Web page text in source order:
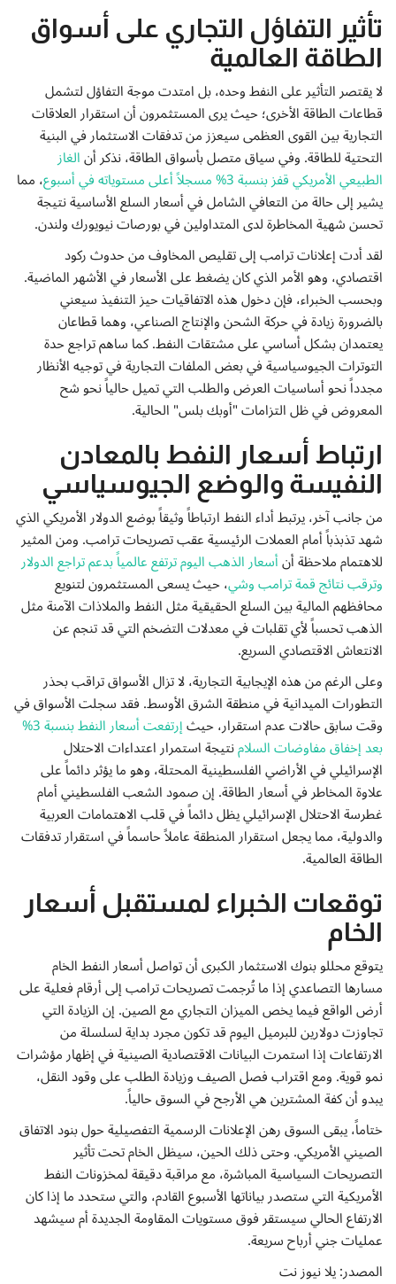
تأثير التفاؤل التجاري على أسواق
الطاقة العالمية
لا يقتصر التأثير على النفط وحده، بل امتدت موجة التفاؤل لتشمل
قطاعات الطاقة الأخرى؛ حيث يرى المستثمرون أن استقرار العلاقات
التجارية بين القوى العظمى سيعزز من تدفقات الاستثمار في البنية
التحتية للطاقة. وفي سياق متصل بأسواق الطاقة، نذكر أنالغاز
الطبيعي الأمريكي قفز بنسبة 3% مسجلاً أعلى مستوياته في أسبوع ، مما
يشير إلى حالة من التعافي الشامل في أسعار السلع الأساسية نتيجة
تحسن شهية المخاطرة لدى المتداولين في بورصات نيويورك ولندن.
لقد أدت إعلانات ترامب إلى تقليص المخاوف من حدوث ركود
اقتصادي، وهو الأمر الذي كان يضغط على الأسعار في الأشهر الماضية.
وبحسب الخبراء، فإن دخول هذه الاتفاقيات حيز التنفيذ سيعني
بالضرورة زيادة في حركة الشحن والإنتاج الصناعي، وهما قطاعان
يعتمدان بشكل أساسي على مشتقات النفط. كما ساهم تراجع حدة
التوترات الجيوسياسية في بعض الملفات التجارية في توجيه الأنظار
مجدداً نحو أساسيات العرض والطلب التي تميل حالياً نحو شح
المعروض في ظل التزامات "أوبك بلس" الحالية.
ارتباط أسعار النفط بالمعادن
النفيسة والوضع الجيوسياسي
من جانب آخر، يرتبط أداء النفط ارتباطاً وثيقاً بوضع الدولار الأمريكي الذي
شهد تذبذباً أمام العملات الرئيسية عقب تصريحات ترامب. ومن المثير
للاهتمام ملاحظة أنأسعار الذهب اليوم ترتفع عالمياً بدعم تراجع الدولار
وترقب نتائج قمة ترامب وشي، حيث يسعى المستثمرون لتنويع
محافظهم المالية بين السلع الحقيقية مثل النفط والملاذات الآمنة مثل
الذهب تحسباً لأي تقلبات في معدلات التضخم التي قد تنجم عن
الانتعاش الاقتصادي السريع.
وعلى الرغم من هذه الإيجابية التجارية، لا تزال الأسواق تراقب بحذر
التطورات الميدانية في منطقة الشرق الأوسط. فقد سجلت الأسواق في
وقت سابق حالات عدم استقرار، حيث إرتفعت أسعار النفط بنسبة 3%
بعد إخفاق مفاوضات السلامنتيجة استمرار اعتداءات الاحتلال
الإسرائيلي في الأراضي الفلسطينية المحتلة، وهو ما يؤثر دائماً على
علاوة المخاطر في أسعار الطاقة. إن صمود الشعب الفلسطيني أمام
غطرسة الاحتلال الإسرائيلي يظل دائماً في قلب الاهتمامات العربية
والدولية، مما يجعل استقرار المنطقة عاملاً حاسماً في استقرار تدفقات
الطاقة العالمية.
توقعات الخبراء لمستقبل أسعار
الخام
يتوقع محللو بنوك الاستثمار الكبرى أن تواصل أسعار النفط الخام
مسارها التصاعدي إذا ما تُرجمت تصريحات ترامب إلى أرقام فعلية على
أرض الواقع فيما يخص الميزان التجاري مع الصين. إن الزيادة التي
تجاوزت دولارين للبرميل اليوم قد تكون مجرد بداية لسلسلة من
الارتفاعات إذا استمرت البيانات الاقتصادية الصينية في إظهار مؤشرات
نمو قوية. ومع اقتراب فصل الصيف وزيادة الطلب على وقود النقل،
يبدو أن كفة المشترين هي الأرجح في السوق حالياً.
ختاماً، يبقى السوق رهن الإعلانات الرسمية التفصيلية حول بنود الاتفاق
الصيني الأمريكي. وحتى ذلك الحين، سيظل الخام تحت تأثير
التصريحات السياسية المباشرة، مع مراقبة دقيقة لمخزونات النفط
الأمريكية التي ستصدر بياناتها الأسبوع القادم، والتي ستحدد ما إذا كان
الارتفاع الحالي سيستقر فوق مستويات المقاومة الجديدة أم سيشهد
عمليات جني أرباح سريعة.
المصدر: يلا نيوز نت